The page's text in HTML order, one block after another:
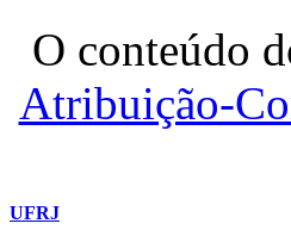
O conteúdo
Atribuição-
UFRJ